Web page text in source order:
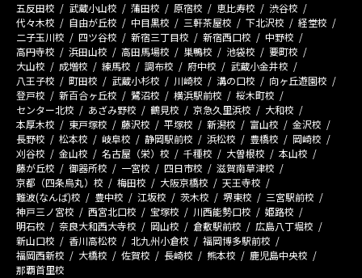
五反田校
武蔵小山校 蒲田校 原宿校 恵比寿校
渋谷校
代々木校
自由が丘校 中目黒校 三軒茶屋校 下北沢校
経堂校
二子玉川校
四ツ谷校 新宿三丁目校 新宿西口校
中野校
高円寺校
浜田山校 高田馬場校 巣鴨校 池袋校
要町校
大山校
成増校 練馬校 調布校 府中校
武蔵小金井校
八王子校
町田校 武蔵小杉校 川崎校 溝の口校
向ヶ丘遊園校
登戸校
新百合ヶ丘校 鷺沼校 横浜駅前校
桜木町校
センター北校
あざみ野校 鶴見校 京急久里浜校
大和校
本厚木校
東戸塚校 藤沢校 平塚校 新潟校 富山校
金沢校
長野校
松本校 岐阜校 静岡駅前校 浜松校 豊橋校
岡崎校
刈谷校
金山校 名古屋（栄）校 千種校 大曽根校
本山校
藤が丘校
御器所校 一宮校 四日市校
滋賀南草津校
京都（四条烏丸）校
梅田校 大阪京橋校
天王寺校
難波(なんば)校
豊中校 江坂校 茨木校 堺東校
三宮駅前校
神戸三ノ宮校
西宮北口校 宝塚校 川西能勢口校
姫路校
明石校
奈良大和西大寺校 岡山校 倉敷駅前校
広島八丁堀校
新山口校
香川高松校 北九州小倉校
福岡博多駅前校
福岡西新校
大橋校 佐賀校 長崎校 熊本校
鹿児島中央校
那覇首里校